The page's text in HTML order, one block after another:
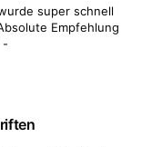
super schnell
Empfehlung
-